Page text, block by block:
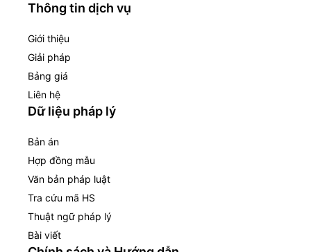
Thông tin dịch vụ
Giới thiệu
Giải pháp
Bảng giá
Liên hệ
Dữ liệu pháp lý
Bản án
Hợp đồng mẫu
Văn bản pháp luật
Tra cứu mã HS
Thuật ngữ pháp lý
Bài viết